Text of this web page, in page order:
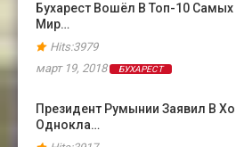
Бухарест Вошёл В Топ-10
Мир…
Hits:3979
март 19, 2018
БУХАРЕСТ
Президент Румынии Заявил В
Однокла…